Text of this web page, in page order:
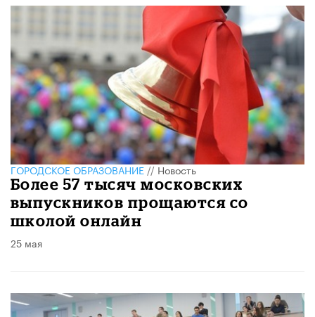
ГОРОДСКОЕ ОБРАЗОВАНИЕ//Новость
Более 57 тысяч московских
выпускников прощаются со
школой онлайн
25 мая